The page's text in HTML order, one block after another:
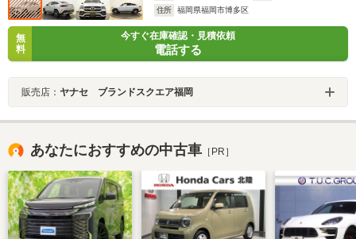
住所
福岡県福岡市博多区
無
料
今すぐ在庫確認・見積依頼
電話する
販売店： ヤナセ ブランドスクエア福岡
あなたにおすすめの中古車 ［PR］